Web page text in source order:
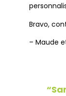
Bravo,
– Maude